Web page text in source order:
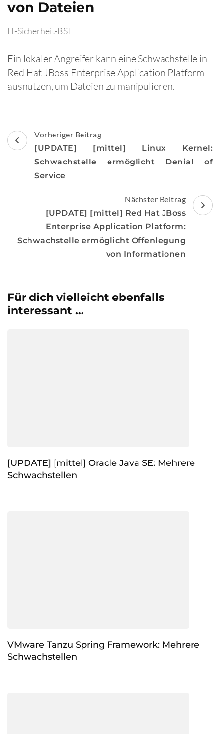
von Dateien
IT-Sicherheit-BSI
Ein lokaler Angreifer kann eine Schwachstelle in
Red Hat JBoss Enterprise Application Platform
ausnutzen, um Dateien zu manipulieren.
Beitragsnavigation
Vorheriger Beitrag
[UPDATE] [mittel] Linux Kernel:
Schwachstelle ermöglicht Denial of
Service
Nächster Beitrag
[UPDATE] [mittel] Red Hat JBoss
Enterprise Application Platform:
Schwachstelle ermöglicht Offenlegung
von Informationen
Für dich vielleicht ebenfalls
interessant …
[UPDATE] [mittel] Oracle Java SE: Mehrere
Schwachstellen
VMware Tanzu Spring Framework: Mehrere
Schwachstellen